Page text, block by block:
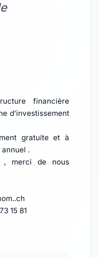
financière
d’investissement
gratuite et à
.
, merci de nous
15 81